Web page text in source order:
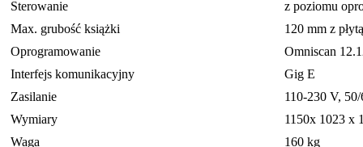
Sterowanie
z poziomu
Max. grubość książki
120 mm z
Oprogramowanie
Omniscan
Interfejs komunikacyjny
Gig E
Zasilanie
110-230 V,
Wymiary
1150x 1023 x
Waga
160 kg